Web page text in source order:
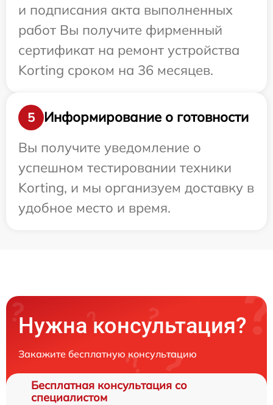
и подписания акта выполненных
работ Вы получите фирменный
сертификат на ремонт устройства
Korting сроком на 36 месяцев.
5
Информирование о готовности
Вы получите уведомление о
успешном тестировании техники
Korting, и мы организуем доставку в
удобное место и время.
Нужна консультация?
Закажите бесплатную консультацию
Бесплатная консультация со
специалистом